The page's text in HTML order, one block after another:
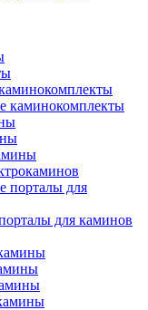
каминокомплекты
порталы для
для каминов